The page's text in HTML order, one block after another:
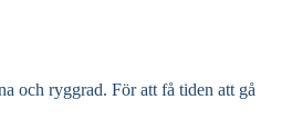
och ryggrad. För att få tiden att gå